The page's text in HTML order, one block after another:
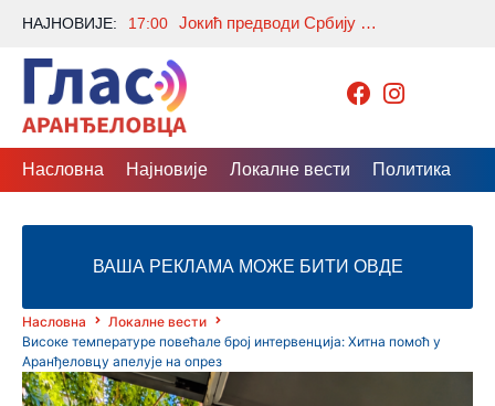
НАЈНОВИЈЕ: 17:00 Јокић предводи Србију против Исланда и Италије, на списку Милутинов и Гудурић
Насловна Најновије Локалне вести Политика
ВАША РЕКЛАМА МОЖЕ БИТИ ОВДЕ
Насловна
Локалне вести
Високе температуре повећале број интервенција: Хитна помоћ у
Аранђеловцу апелује на опрез